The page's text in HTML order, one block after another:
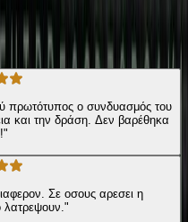
πρωτότυπος ο συνδυασμός του
και την δράση. Δεν βαρέθηκα
Σε οσους αρεσει η
λατρεψουν."